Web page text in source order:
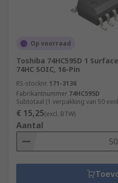
Op voorraad
Toshiba 74HC595D 1
74HC SOIC, 16-Pin
RS-stocknr. 171-3136
Fabrikantnummer 74HC595D
Subtotaal (1 verpakking van 50
€ 15,25(excl. BTW)
Aantal